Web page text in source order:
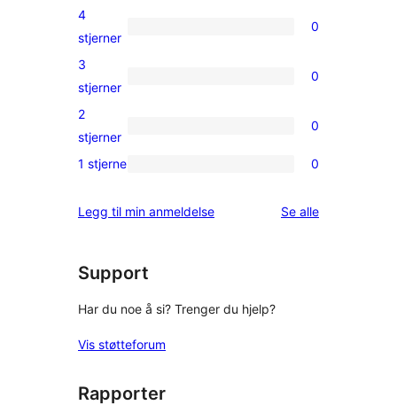
5-
star
0
4-
star
4
stjerner
0
0
3-
star
3
stjerner
0
0
2-
reviews
2
stjerner
0
0
star
1 stjerne 0
Legg til min anmeldelse Se alleomtalene
Support
Har du noe å si? Trenger du hjelp?
Vis støtteforum
Rapporter